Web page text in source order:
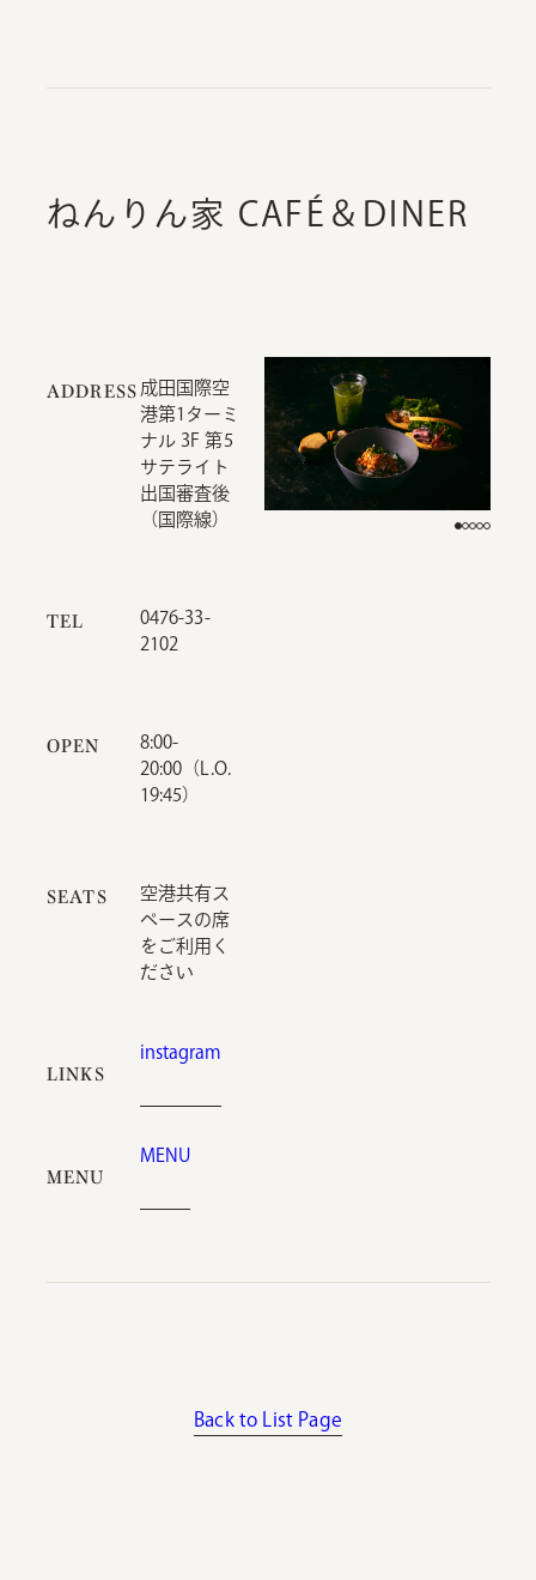
ねんりん家 CAFÉ＆DINER
ADDRESS 成田国際空
港第1ターミ
ナル 3F 第5
サテライト
出国審査後
（国際線）
TEL
0476-33-
2102
OPEN
8:00-
20:00（L.O.
19:45）
SEATS
空港共有ス
ペースの席
をご利用く
ださい
LINKS
instagram
MENU
MENU
Back to List Page